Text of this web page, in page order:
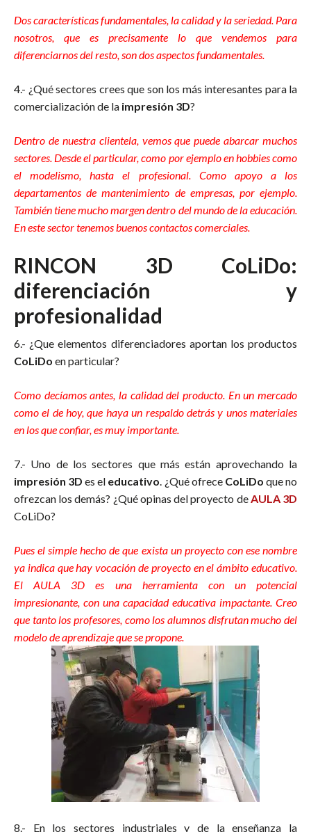
Dos características fundamentales, la calidad y la seriedad. Para
nosotros, que es precisamente lo que vendemos para
diferenciarnos del resto, son dos aspectos fundamentales.
4.- ¿Qué sectores crees que son los más interesantes para la
comercialización de la impresión 3D?
Dentro de nuestra clientela, vemos que puede abarcar muchos
sectores. Desde el particular, como por ejemplo en hobbies como
el modelismo, hasta el profesional. Como apoyo a los
departamentos de mantenimiento de empresas, por ejemplo.
También tiene mucho margen dentro del mundo de la educación.
En este sector tenemos buenos contactos comerciales.
RINCON 3D CoLiDo:
diferenciación y
profesionalidad
6.- ¿Que elementos diferenciadores aportan los productos
CoLiDo en particular?
Como decíamos antes, la calidad del producto. En un mercado
como el de hoy, que haya un respaldo detrás y unos materiales
en los que confiar, es muy importante.
7.- Uno de los sectores que más están aprovechando la
impresión 3D es el educativo. ¿Qué ofrece CoLiDo que no
ofrezcan los demás? ¿Qué opinas del proyecto deAULA 3D
CoLiDo?
Pues el simple hecho de que exista un proyecto con ese nombre
ya indica que hay vocación de proyecto en el ámbito educativo.
El AULA 3D es una herramienta con un potencial
impresionante, con una capacidad educativa impactante. Creo
que tanto los profesores, como los alumnos disfrutan mucho del
modelo de aprendizaje que se propone.
8.- En los sectores industriales y de la enseñanza la